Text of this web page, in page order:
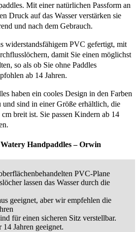
Mit einer natürlichen Passform an
Druck auf das Wasser verstärken sie
und nach dem Gebrauch.
widerstandsfähigem PVC gefertigt, mit
damit Sie einen möglichst
so als ob Sie ohne Paddles
ab 14 Jahren.
haben ein cooles Design in den Farben
sind in einer Größe erhältlich, die
breit ist. Sie passen Kindern ab 14
Handpaddles – Orwin
PVC-Plane
lassen das Wasser durch die
geeignet, aber wir empfehlen die
für einen sicheren Sitz verstellbar.
Jahren geeignet.